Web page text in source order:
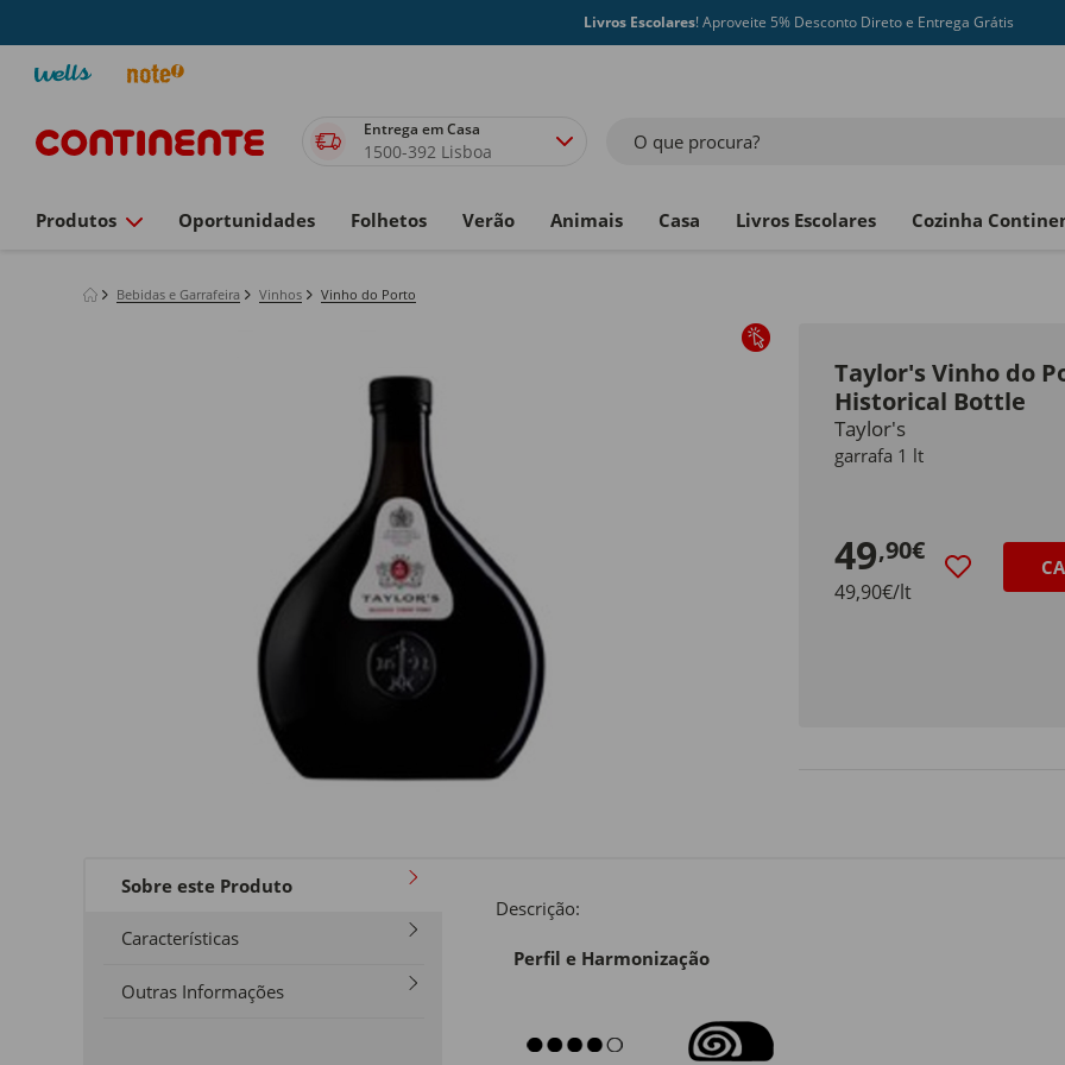
Livros Escolares! Aproveite 5% Desconto Direto e Entrega Grátis
Entrega em Casa
1500-392 Lisboa O que procura?
Produtos Oportunidades Folhetos Verão Animais Casa Livros Escolares Cozinha
Bebidas e Garrafeira Vinhos Vinho do Porto
Taylor's Vinho do
Historical Bottle
Taylor's
garrafa 1 lt
49,90€
49,90€/lt
Sobre este Produto
Características
Outras Informações
Descrição:
Perfil e Harmonização